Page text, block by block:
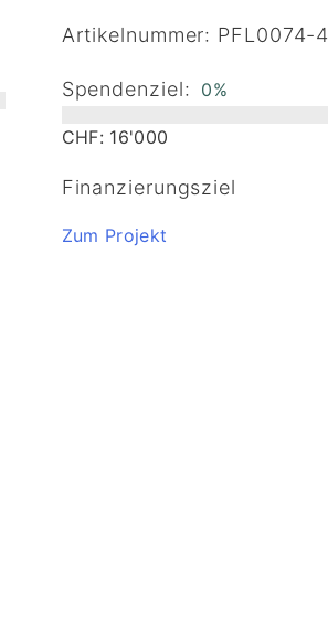
Artikelnummer: PFL0074-4
Spendenziel: 0%
CHF: 16'000
Finanzierungsziel
Zum Projekt